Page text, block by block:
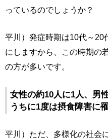
っているのでしょうか？
平川）発症時期は10代～20
にしますから、この時期の
の方が多いです。
女性の約10人に1人、男
うちに1度は摂食障害に
平川）ただ、多様化の社会